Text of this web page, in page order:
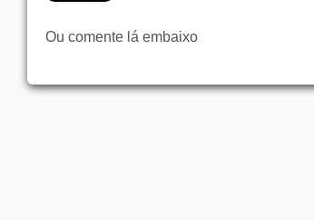
Ou comente lá embaixo